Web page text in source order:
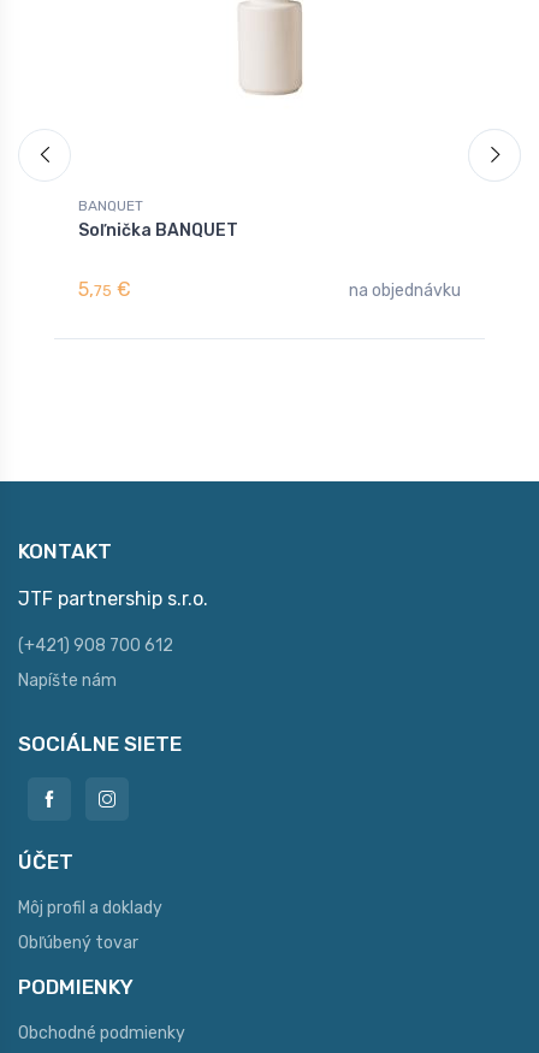
BANQUET
Soľnička BANQUET
5,75 € na objednávku
KONTAKT
JTF partnership s.r.o.
(+421) 908 700 612
Napíšte nám
SOCIÁLNE SIETE
ÚČET
Môj profil a doklady
Obľúbený tovar
PODMIENKY
Obchodné podmienky